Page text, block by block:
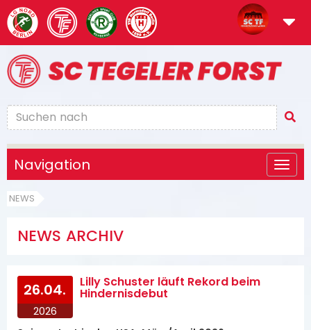
Navigation
NEWS
NEWS ARCHIV
26.04.
2026
Lilly Schuster läuft Rekord beim
Hindernisdebut